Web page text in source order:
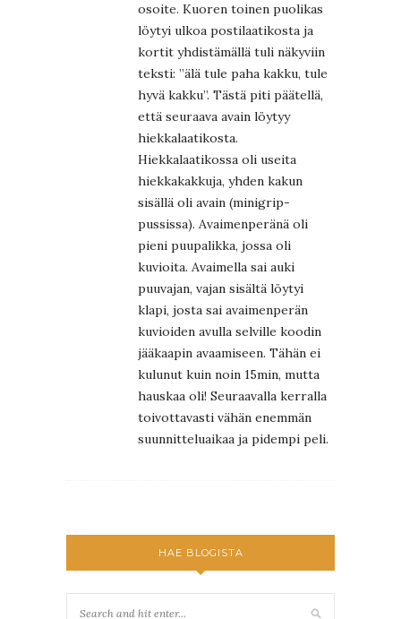
osoite. Kuoren toinen puolikas
löytyi ulkoa postilaatikosta ja
kortit yhdistämällä tuli näkyviin
teksti: ”älä tule paha kakku, tule
hyvä kakku”. Tästä piti päätellä,
että seuraava avain löytyy
hiekkalaatikosta.
Hiekkalaatikossa oli useita
hiekkakakkuja, yhden kakun
sisällä oli avain (minigrip-
pussissa). Avaimenperänä oli
pieni puupalikka, jossa oli
kuvioita. Avaimella sai auki
puuvajan, vajan sisältä löytyi
klapi, josta sai avaimenperän
kuvioiden avulla selville koodin
jääkaapin avaamiseen. Tähän ei
kulunut kuin noin 15min, mutta
hauskaa oli! Seuraavalla kerralla
toivottavasti vähän enemmän
suunnitteluaikaa ja pidempi peli.
HAE BLOGISTA